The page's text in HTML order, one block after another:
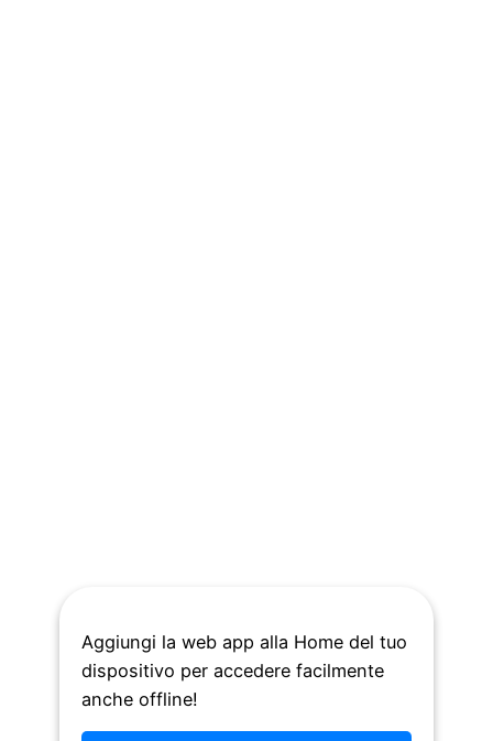
Aggiungi la web app alla Home del tuo
dispositivo per accedere facilmente
anche offline!